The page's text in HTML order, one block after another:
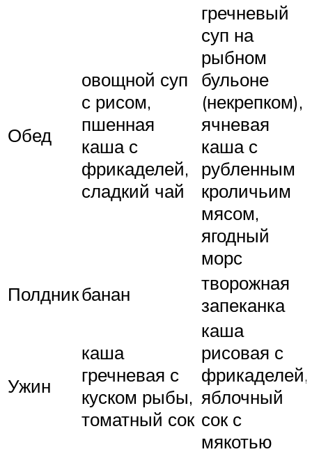
Обед
овощной суп
с рисом,
пшенная
каша с
фрикаделей,
сладкий чай
гречневый
суп на
рыбном
бульоне
(некрепком),
ячневая
каша с
рубленным
кроличьим
мясом,
ягодный
морс
Полдникбанан
творожная
запеканка
Ужин
каша
гречневая с
куском рыбы,
томатный сок
каша
рисовая с
фрикаделей,
яблочный
сок с
мякотью